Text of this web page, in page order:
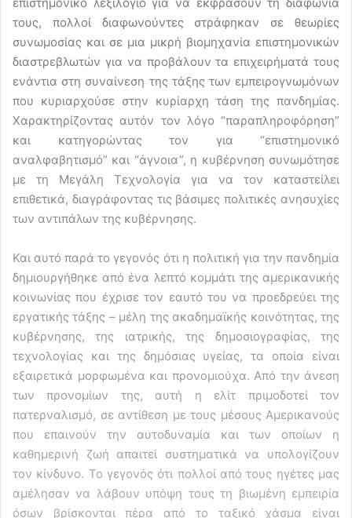
επιστημονικό λεξιλόγιο για να εκφράσουν τη διαφωνία
τους, πολλοί διαφωνούντες στράφηκαν σε θεωρίες
συνωμοσίας και σε μια μικρή βιομηχανία επιστημονικών
διαστρεβλωτών για να προβάλουν τα επιχειρήματά τους
ενάντια στη συναίνεση της τάξης των εμπειρογνωμόνων
που κυριαρχούσε στην κυρίαρχη τάση της πανδημίας.
Χαρακτηρίζοντας αυτόν τον λόγο “παραπληροφόρηση”
και κατηγορώντας τον για “επιστημονικό
αναλφαβητισμό” και “άγνοια”, η κυβέρνηση συνωμότησε
με τη Μεγάλη Τεχνολογία για να τον καταστείλει
επιθετικά, διαγράφοντας τις βάσιμες πολιτικές ανησυχίες
των αντιπάλων της κυβέρνησης.
Και αυτό παρά το γεγονός ότι η πολιτική για την πανδημία
δημιουργήθηκε από ένα λεπτό κομμάτι της αμερικανικής
κοινωνίας που έχρισε τον εαυτό του να προεδρεύει της
εργατικής τάξης – μέλη της ακαδημαϊκής κοινότητας, της
κυβέρνησης, της ιατρικής, της δημοσιογραφίας, της
τεχνολογίας και της δημόσιας υγείας, τα οποία είναι
εξαιρετικά μορφωμένα και προνομιούχα. Από την άνεση
των προνομίων της, αυτή η ελίτ πριμοδοτεί τον
πατερναλισμό, σε αντίθεση με τους μέσους Αμερικανούς
που επαινούν την αυτοδυναμία και των οποίων η
καθημερινή ζωή απαιτεί συστηματικά να υπολογίζουν
τον κίνδυνο. Το γεγονός ότι πολλοί από τους ηγέτες μας
αμέλησαν να λάβουν υπόψη τους τη βιωμένη εμπειρία
όσων βρίσκονται πέρα από το ταξικό χάσμα είναι